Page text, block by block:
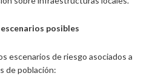
posibles
escenarios de riesgo asociados a
de población: